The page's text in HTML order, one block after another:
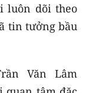
luôn dõi theo
tin tưởng bầu
Văn Lâm